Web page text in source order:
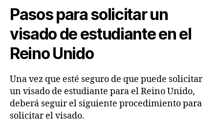
Pasos para solicitar un
visado de estudiante en el
Reino Unido
Una vez que esté seguro de que puede solicitar
un visado de estudiante para el Reino Unido,
deberá seguir el siguiente procedimiento para
solicitar el visado.